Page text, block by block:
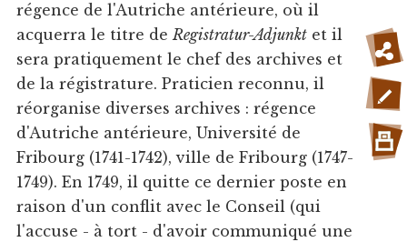
régence de l'Autriche antérieure, où il
acquerra le titre deRegistratur-Adjunktet il
sera pratiquement le chef des archives et
de la régistrature. Praticien reconnu, il
réorganise diverses archives : régence
d'Autriche antérieure, Université de
Fribourg (1741-1742), ville de Fribourg (1747-
1749). En 1749, il quitte ce dernier poste en
raison d'un conflit avec le Conseil (qui
l'accuse - à tort - d'avoir communiqué une